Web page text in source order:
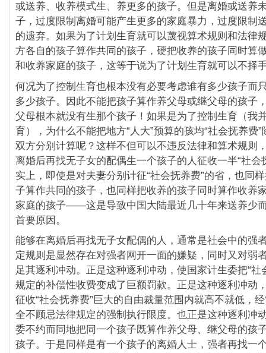
或送养、收养模式生、养更多的孩子。但是离婚或送养
子，过度限制离婚可能产生更多的家庭暴力，过度限制
的遗弃。如果为了计划生育就可以蔑视算术规则和法律
方各自的孩子算作共同的孩子，硬把收养的孩子同时算
和收养家庭的孩子，这等于说为了计划生育就可以不择
何况为了控制生育也根本没有必要考虑谁有多少孩子而
多少孩子。因此不能把孩子算作养父母或继父母的孩子
父母根本就没有生那个孩子！如果是为了控制生育（我
育），为什么不能把地方“人大”预算的孩均“社会抚养费
双方分别计算呢？这样不但可以不违反法律和算术规则
离婚后再找无子女的配偶生一个孩子的人征收一半“社会
实上，即使是对夫妻分别计征“社会抚养费”的省，也同
子算作共同的孩子，也同样把收养的孩子同时算作收养
家庭的孩子——这是导致中国大陆最近几十年来送养少
首要原因。
能够在离婚后再找无子女配偶的人，通常是社会中的强
定规则是显然存在对强者网开一面的嫌疑，同时又对弱
足其逐利冲动。正是这种逐利冲动，使国家计生委把“社
规定的补偿性收费变成了巨额罚款。正是这种逐利冲动
征收“社会抚养费”巨大的自由裁量范围内就高不就低，
全不顾忌法律规定的强制执行限度。也正是这种逐利冲
委不约而同地把同一个孩子既算作养父母、继父母的孩
孩子。于是同样是有一个孩子的离婚人士，强者再找一